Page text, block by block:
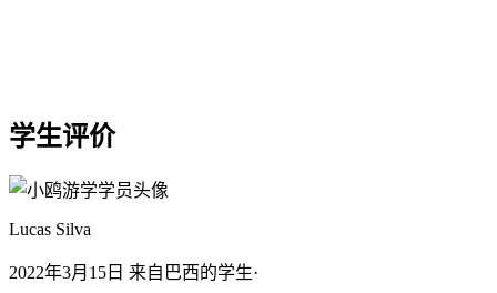
学生评价
Lucas Silva
2022年3月15日 来自巴西的学生·